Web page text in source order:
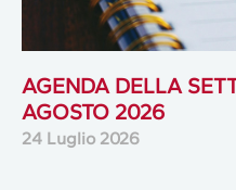
AGENDA DELLA
AGOSTO 2026
24 Luglio 2026